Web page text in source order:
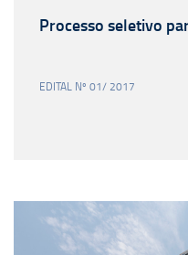
Processo seletivo
EDITAL Nº 01/ 2017